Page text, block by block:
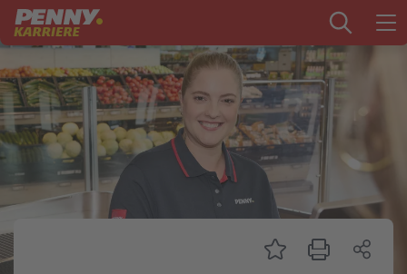
Zum Inhalt springen
Startseite
PENNY als Arbeitgeber
Ausbildung
Markt